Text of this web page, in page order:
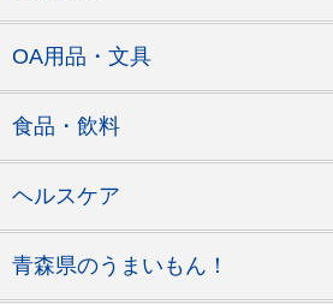
OA用品・文具
食品・飲料
ヘルスケア
青森県のうまいもん！